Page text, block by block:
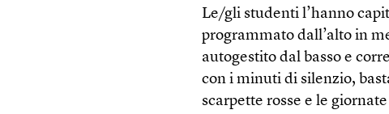
Le/gli studenti l’hanno
programmato dall’alto in
autogestito dal basso e
con i minuti di silenzio,
scarpette rosse e le